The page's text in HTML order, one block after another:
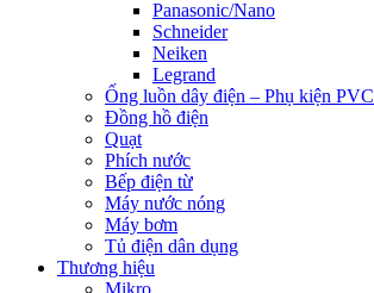
Panasonic/Nano
Schneider
Neiken
Legrand
Ống luồn dây điện – Phụ kiện PVC
Đồng hồ điện
Quạt
Phích nước
Bếp điện từ
Máy nước nóng
Máy bơm
Tủ điện dân dụng
Thương hiệu
Mikro